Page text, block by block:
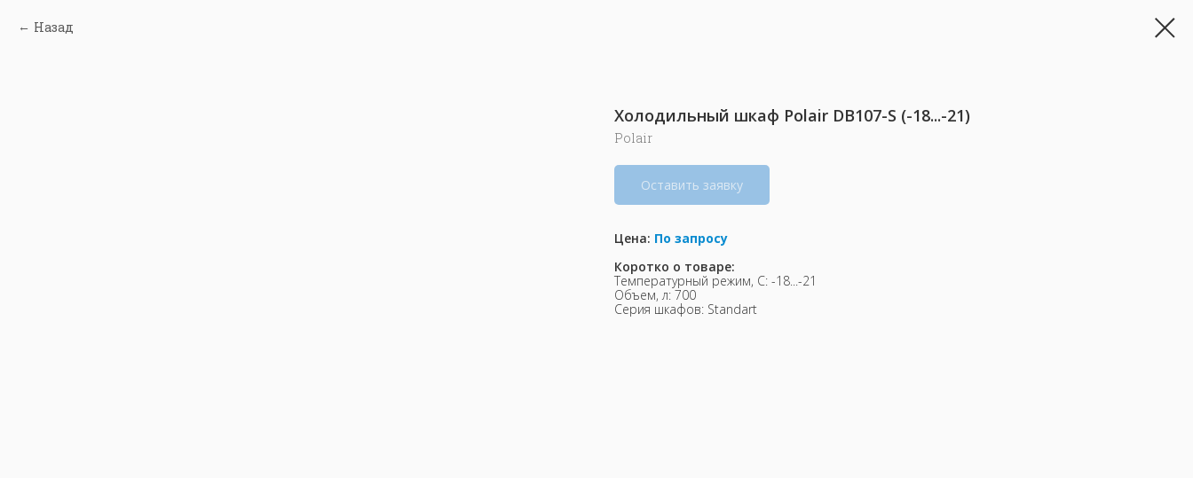
Назад
Холодильный шкаф Polair DВ107-S (-18...-21)
Polair
Оставить заявку
Цена: По запросу
Коротко о товаре:
Температурный режим, С: -18...-21
Объем, л: 700
Серия шкафов: Standart